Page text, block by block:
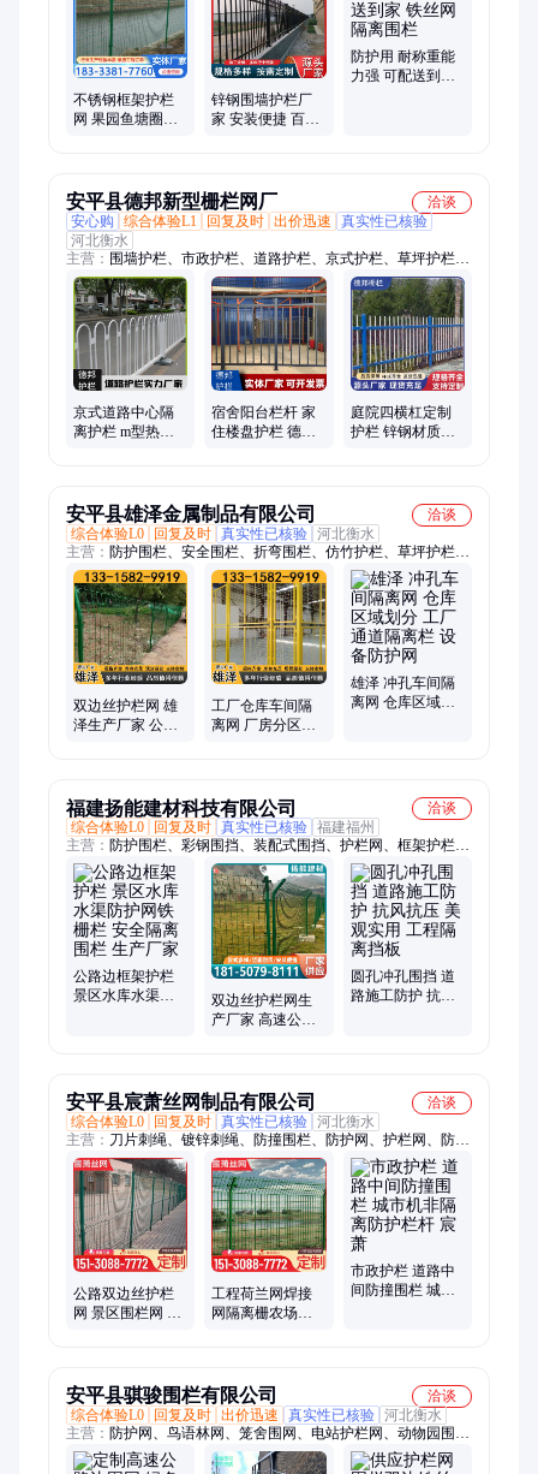
防护网、河道栏杆、桥梁栏杆、围墙栏杆
不锈钢框架护栏
网 果园鱼塘圈地
锌钢围墙护栏厂
家 安装便捷 百瑞
防护用 耐称重能
力强 可配送到家
安平县德邦新型栅栏网厂
洽谈
安心购
综合体验L1 回复及时 出价迅速
真实性已核验
河北衡水
主营： 围墙护栏、市政护栏、道路护栏、京式护栏、草坪护栏、
桥梁护栏、阳台护栏
京式道路中心隔
离护栏 m型热镀
宿舍阳台栏杆 家
住楼盘护栏 德邦
庭院四横杠定制
护栏 锌钢材质防
安平县雄泽金属制品有限公司
洽谈
综合体验L0
回复及时 真实性已核验 河北衡水
主营： 防护围栏、安全围栏、折弯围栏、仿竹护栏、草坪护栏、
公路护栏网、桃型柱护栏、隔离防护网、车间隔离网、塑钢护栏
网、分隔护栏网、圈地框架网、车间隔离护栏、分区隔离护栏、
双边丝护栏网、桃型柱机场护栏、节管围栏、仓库围栏、花池隔
离栏杆、花草隔离栅栏、道路铁艺围栏、河道框架围栏、仿真竹
节栏杆、花园铁艺围栏
双边丝护栏网 雄
泽生产厂家 公路
工厂仓库车间隔
离网 厂房分区隔
雄泽 冲孔车间隔
离网 仓库区域划
福建扬能建材科技有限公司
洽谈
综合体验L0
回复及时 真实性已核验 福建福州
主营： 防护围栏、彩钢围挡、装配式围挡、护栏网、框架护栏、
铁艺护栏、隔离防护网、车间隔离网、市政道路护栏、基坑临边
护栏、庭院锌钢护栏、高速公路防护网、焊接网隔离栅栏、公路
隔音墙、电缆沟盖板、彩钢扣围挡、防风冲孔围挡、道路冲孔围
栏、异形钢格栅板、工程隔离挡板、施工隔离围挡、吸音降噪隔
音墙、非分流防撞栏杆
公路边框架护栏
景区水库水渠防
双边丝护栏网生
产厂家 高速公路
圆孔冲孔围挡 道
路施工防护 抗风
安平县宸萧丝网制品有限公司
洽谈
综合体验L0
回复及时 真实性已核验 河北衡水
主营： 刀片刺绳、镀锌刺绳、防撞围栏、防护网、护栏网、防护
护栏、防护栏杆、锌钢护栏、刀片刺网、市政护栏、铁丝网围
栏、铁丝网围墙、锌钢铁艺护栏、锌钢围墙护栏、滚笼网围墙刀
片、防攀爬围栏、隔离围墙栏杆、小区别墅围栏、围墙隔离栅
栏、高铁防护栅栏、庭院围墙栏杆、厂区隔离栅栏、防护道路隔
离栅
公路双边丝护栏
网 景区围栏网 圈
工程荷兰网焊接
网隔离栅农场园
市政护栏 道路中
间防撞围栏 城市
安平县骐骏围栏有限公司
洽谈
综合体验L0
回复及时 出价迅速 真实性已核验 河北衡水
主营： 防护网、鸟语林网、笼舍围网、电站护栏网、动物园围
网、网片不锈钢、不锈钢绳网、国家电网围栏、钢丝绳、景观栅